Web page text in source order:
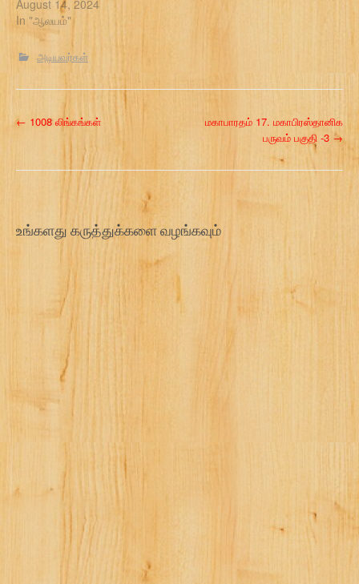
August 14, 2024
In "ஆலயம்"
அடியவர்கள்
P
n
a
n
← 1008 லிங்கங்கள்
மகாபாரதம் 17. மகாபிரஸ்தானிக
பருவம் பகுதி -3 →
உங்களது கருத்துக்களை வழங்கவும்